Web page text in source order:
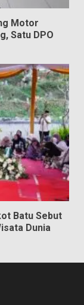
Motor
Satu DPO
Batu Sebut
Dunia